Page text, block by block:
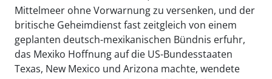
Mittelmeer ohne Vorwarnung zu versenken, und der
britische Geheimdienst fast zeitgleich von einem
geplanten deutsch-mexikanischen Bündnis erfuhr,
das Mexiko Hoffnung auf die US-Bundesstaaten
Texas, New Mexico und Arizona machte, wendete